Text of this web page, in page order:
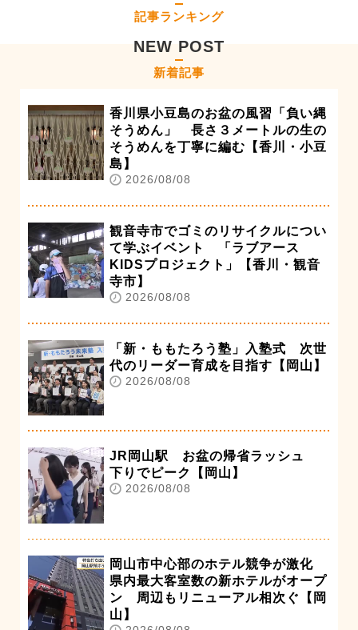
記事ランキング
NEW POST
新着記事
香川県小豆島のお盆の風習「負い縄
そうめん」 長さ３メートルの生の
そうめんを丁寧に編む【香川・小豆
島】
2026/08/08
観音寺市でゴミのリサイクルについ
て学ぶイベント 「ラブアース
KIDSプロジェクト」【香川・観音
寺市】
2026/08/08
「新・ももたろう塾」入塾式 次世
代のリーダー育成を目指す【岡山】
2026/08/08
JR岡山駅 お盆の帰省ラッシュ
下りでピーク【岡山】
2026/08/08
岡山市中心部のホテル競争が激化
県内最大客室数の新ホテルがオープ
ン 周辺もリニューアル相次ぐ【岡
山】